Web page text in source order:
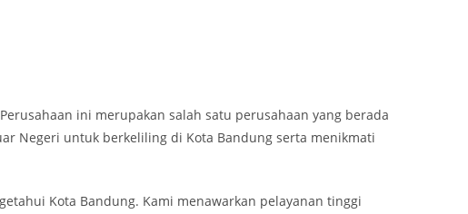
ini merupakan salah satu perusahaan yang berada
Negeri untuk berkeliling di Kota Bandung serta menikmati
Kota Bandung. Kami menawarkan pelayanan tinggi